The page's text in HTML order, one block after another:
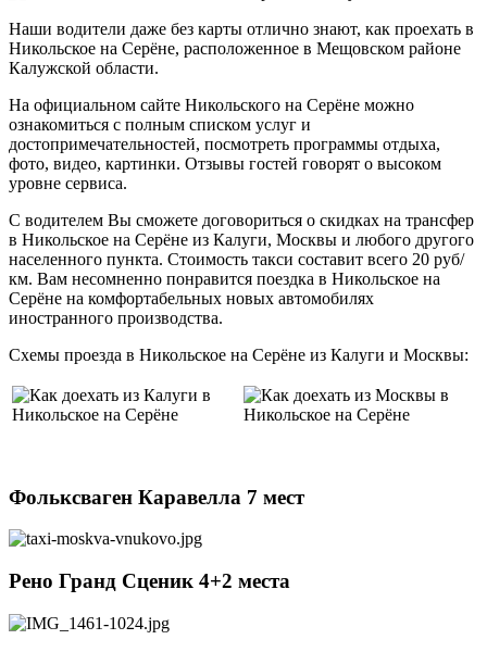
Наши водители даже без карты отлично знают, как проехать в
Никольское на Серёне, расположенное в Мещовском районе
Калужской области.
На официальном сайте Никольского на Серёне можно
ознакомиться с полным списком услуг и
достопримечательностей, посмотреть программы отдыха,
фото, видео, картинки. Отзывы гостей говорят о высоком
уровне сервиса.
С водителем Вы сможете договориться о скидках на трансфер
в Никольское на Серёне из Калуги, Москвы и любого другого
населенного пункта. Стоимость такси составит всего 20 руб/
км. Вам несомненно понравится поездка в Никольское на
Серёне на комфортабельных новых автомобилях
иностранного производства.
Схемы проезда в Никольское на Серёне из Калуги и Москвы:
Фольксваген Каравелла 7 мест
Рено Гранд Сценик 4+2 места